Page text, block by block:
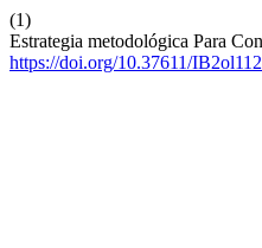
(1)
Estrategia metodológica Para
https://doi.org/10.37611/